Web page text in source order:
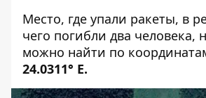
Место, где упали ракеты, в
чего погибли два человека,
можно найти по
24.0311° E.